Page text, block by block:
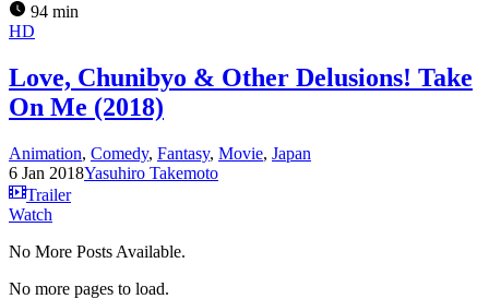
94 min
HD
Love, Chunibyo & Other Delusions! Take
On Me (2018)
Animation, Comedy, Fantasy, Movie, Japan
6 Jan 2018Yasuhiro Takemoto
Trailer
Watch
No More Posts Available.
No more pages to load.